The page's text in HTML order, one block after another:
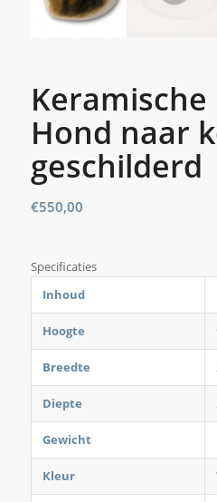
Hond naar
geschilderd
€550,00
Specificaties
Inhoud
Hoogte
Breedte
Diepte
Gewicht
Kleur